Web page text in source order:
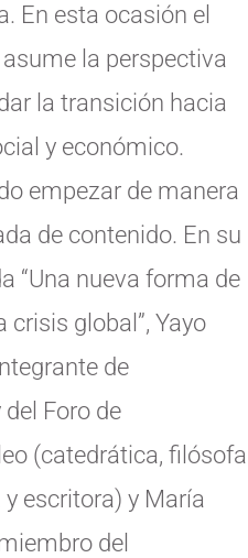
En esta ocasión el
la perspectiva
la transición hacia
y económico.
empezar de manera
de contenido. En su
“Una nueva forma de
global”, Yayo
de
Foro de
(catedrática, filósofa
escritora) y María
del